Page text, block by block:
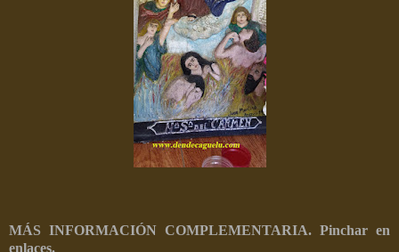
MÁS INFORMACIÓN COMPLEMENTARIA. Pinchar en
enlaces.